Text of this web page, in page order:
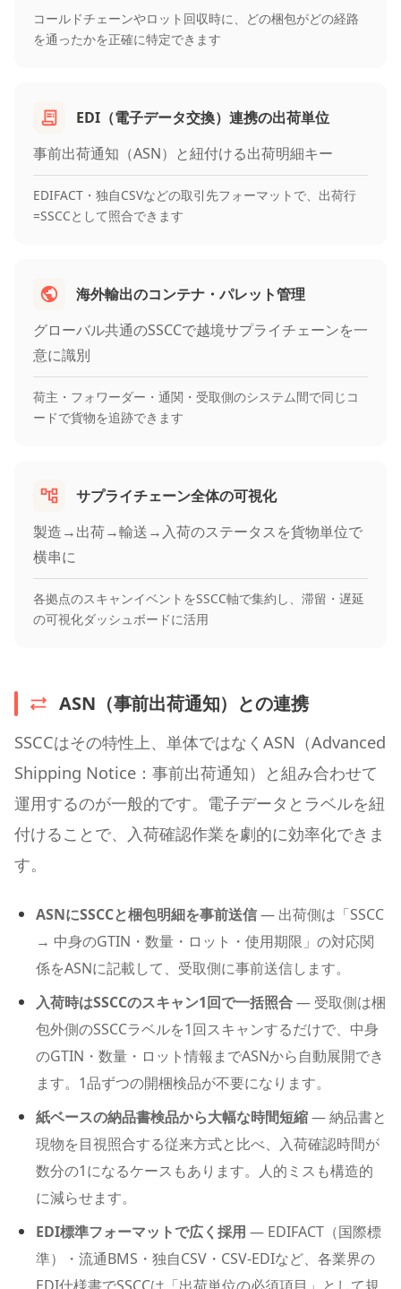
コールドチェーンやロット回収時に、どの梱包がどの経路
を通ったかを正確に特定できます
EDI（電子データ交換）連携の出荷単位
事前出荷通知（ASN）と紐付ける出荷明細キー
EDIFACT・独自CSVなどの取引先フォーマットで、出荷行
=SSCCとして照合できます
海外輸出のコンテナ・パレット管理
グローバル共通のSSCCで越境サプライチェーンを一
意に識別
荷主・フォワーダー・通関・受取側のシステム間で同じコ
ードで貨物を追跡できます
サプライチェーン全体の可視化
製造→出荷→輸送→入荷のステータスを貨物単位で
横串に
各拠点のスキャンイベントをSSCC軸で集約し、滞留・遅延
の可視化ダッシュボードに活用
ASN（事前出荷通知）との連携
SSCCはその特性上、単体ではなくASN（Advanced
Shipping Notice：事前出荷通知）と組み合わせて
運用するのが一般的です。電子データとラベルを紐
付けることで、入荷確認作業を劇的に効率化できま
す。
ASNにSSCCと梱包明細を事前送信— 出荷側は「SSCC
→ 中身のGTIN・数量・ロット・使用期限」の対応関
係をASNに記載して、受取側に事前送信します。
入荷時はSSCCのスキャン1回で一括照合— 受取側は梱
包外側のSSCCラベルを1回スキャンするだけで、中身
のGTIN・数量・ロット情報までASNから自動展開でき
ます。1品ずつの開梱検品が不要になります。
紙ベースの納品書検品から大幅な時間短縮— 納品書と
現物を目視照合する従来方式と比べ、入荷確認時間が
数分の1になるケースもあります。人的ミスも構造的
に減らせます。
EDI標準フォーマットで広く採用 — EDIFACT（国際標
準）・流通BMS・独自CSV・CSV-EDIなど、各業界の